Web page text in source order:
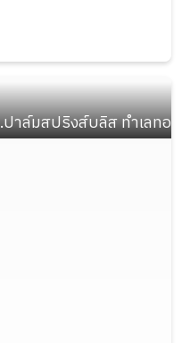
าล์มสปริงส์บลิส ทำเลทอ